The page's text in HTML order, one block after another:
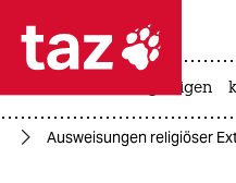
 taz
taz zahl
bergsteigen
Ausweisungen religiöser